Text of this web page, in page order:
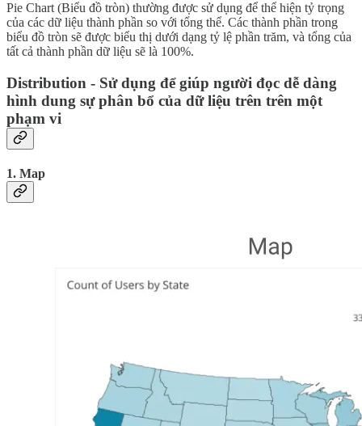
Pie Chart (Biểu đồ tròn) thường được sử dụng để thể hiện tỷ trọng
của các dữ liệu thành phần so với tổng thể. Các thành phần trong
biểu đồ tròn sẽ được biểu thị dưới dạng tỷ lệ phần trăm, và tổng của
tất cả thành phần dữ liệu sẽ là 100%.
Distribution - Sử dụng để giúp người đọc dễ dàng
hình dung sự phân bổ của dữ liệu trên trên một
phạm vi
1. Map